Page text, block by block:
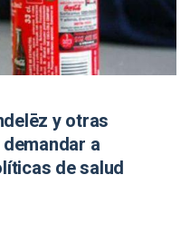
y otras
a
de salud